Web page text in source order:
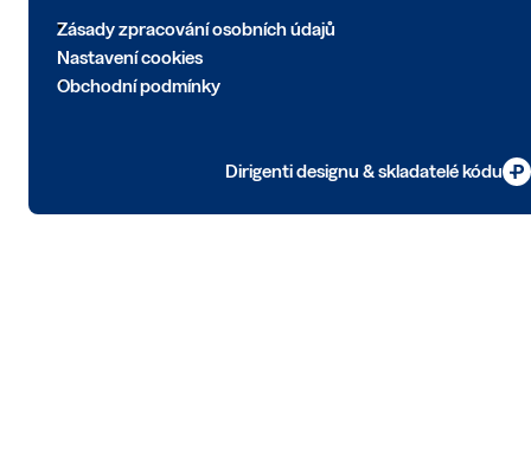
Zásady zpracování osobních údajů
Nastavení cookies
Obchodní podmínky
Dirigenti designu & skladatelé kódu